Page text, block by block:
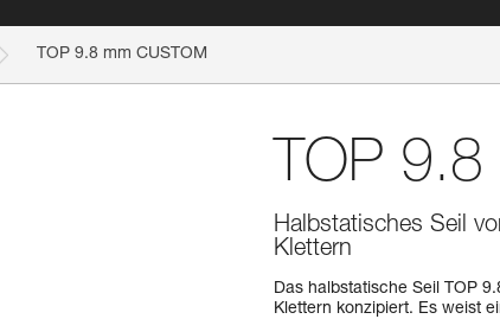
TOP 9.8 mm CUSTOM
TOP
Halbstatisches Seil
Klettern
Das halbstatische Seil TOP
Klettern konzipiert. Es weist